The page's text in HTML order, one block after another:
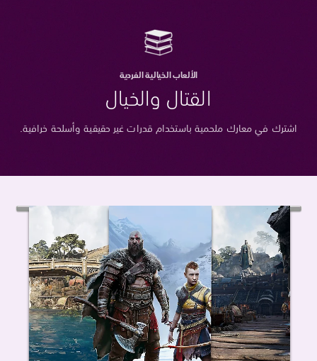
الألعاب الخيالية الفردية
القتال والخيال
اشترك في معارك ملحمية باستخدام قدرات غير حقيقية وأسلحة خرافية.